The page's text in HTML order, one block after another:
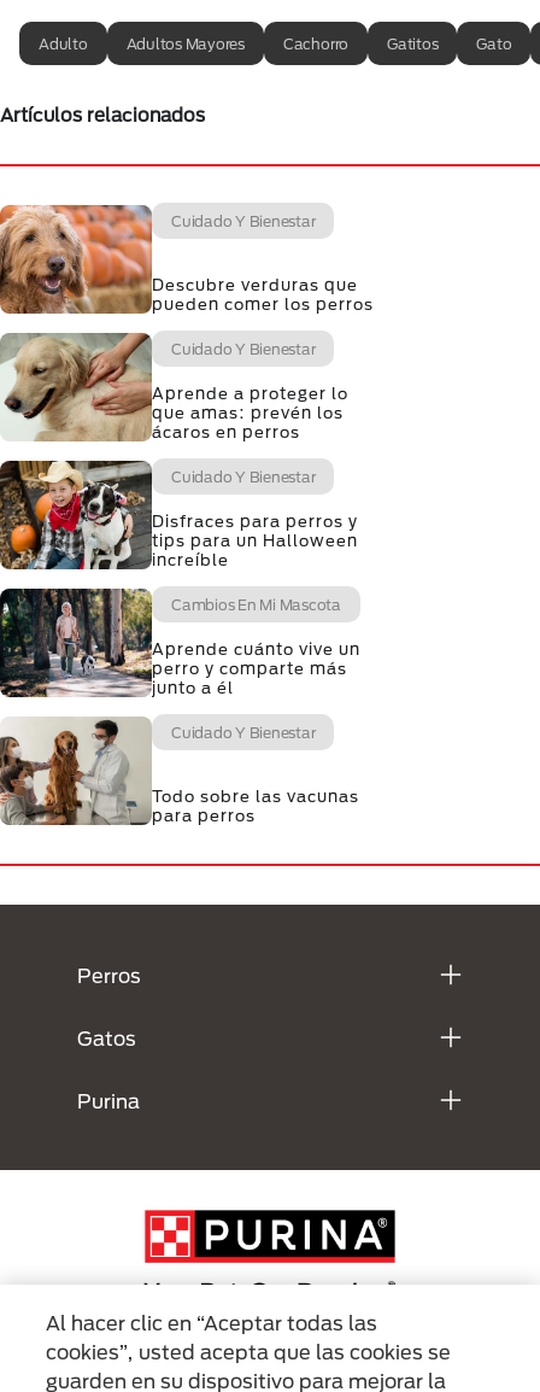
Adulto Adultos Mayores Cachorro Gatitos Gato
Artículos relacionados
Cuidado Y Bienestar
Descubre verduras que
pueden comer los perros
Cuidado Y Bienestar
Aprende a proteger lo
que amas: prevén los
ácaros en perros
Cuidado Y Bienestar
Disfraces para perros y
tips para un Halloween
increíble
Cambios En Mi Mascota
Aprende cuánto vive un
perro y comparte más
junto a él
Cuidado Y Bienestar
Todo sobre las vacunas
para perros
Perros
Gatos
Purina
Menu Footer Secundario Purina
Al hacer clic en “Aceptar todas las
cookies”, usted acepta que las cookies se
guarden en su dispositivo para mejorar la